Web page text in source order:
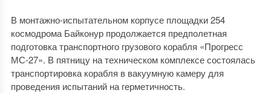
В монтажно-испытательном корпусе площадки 254
космодрома Байконур продолжается предполетная
подготовка транспортного грузового корабля «Прогресс
МС-27». В пятницу на техническом комплексе состоялась
транспортировка корабля в вакуумную камеру для
проведения испытаний на герметичность.